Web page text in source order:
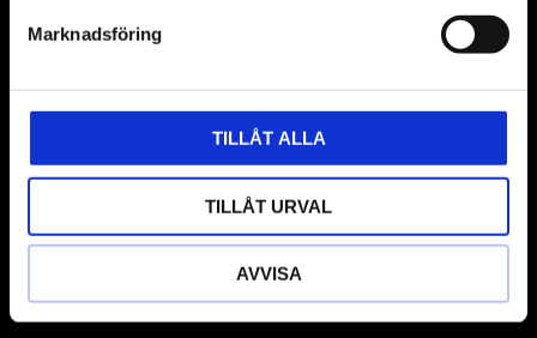
Marknadsföring
TILLÅT ALLA
TILLÅT URVAL
AVVISA
& däckmaskiner och Master luftmaskiner. Kontakta oss
gärna om vad som helst då vi gör vårt yttersta för att hjälpa